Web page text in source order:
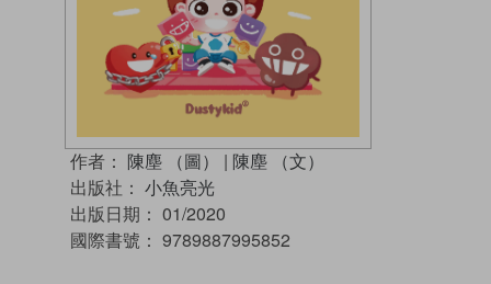
作者： 陳塵 （圖） | 陳塵 （文）
出版社： 小魚亮光
出版日期： 01/2020
國際書號： 9789887995852